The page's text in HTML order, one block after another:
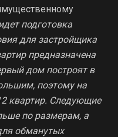
подготовка
для застройщика
предназначена
дом построят в
поэтому на
квартир. Следующие
по размерам, а
обманутых